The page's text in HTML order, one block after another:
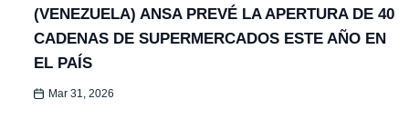
(VENEZUELA) ANSA PREVÉ LA APERTURA DE 40
CADENAS DE SUPERMERCADOS ESTE AÑO EN
EL PAÍS
Mar 31, 2026